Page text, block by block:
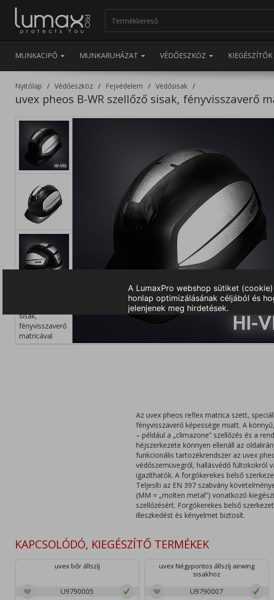
MUNKACIPŐ MUNKARUHÁZAT VÉDŐESZKÖZ KIEGÉSZÍTŐK
Nyitólap Védőeszköz Fejvédelem Védősisak
uvex pheos B-WR szellőző sisak, fényvisszaverő
Az uvex pheos reflex matrica szett,
fényvisszaverő képessége miatt. A
– például a „climazone” szellőzés és a
héjszerkezete könnyen ellenáll az
funkcionális tartozékrendszer az uvex
védőszemüvegről, hallásvédő fültokokról
igazíthatók. A forgókerekes belső
Teljesíti az EN 397 szabvány
(MM = „molten metal”) vonatkozó
szellőzésért. Forgókerekes belső
illeszkedést és kényelmet biztosít.
KAPCSOLÓDÓ, KIEGÉSZÍTŐ TERMÉKEK
uvex bőr állszíj
U9790005
uvex Négypontos állszíj airwing
sisakhoz
U9790007